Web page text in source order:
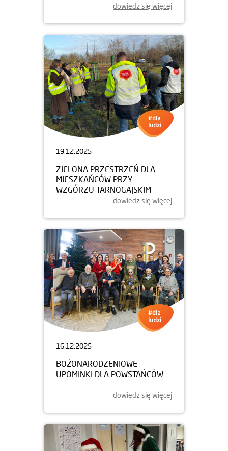
dowiedz się więcej
19.12.2025
ZIELONA PRZESTRZEŃ DLA
MIESZKAŃCÓW PRZY
WZGÓRZU TARNOGAJSKIM
dowiedz się więcej
16.12.2025
BOŻONARODZENIOWE
UPOMINKI DLA POWSTAŃCÓW
dowiedz się więcej